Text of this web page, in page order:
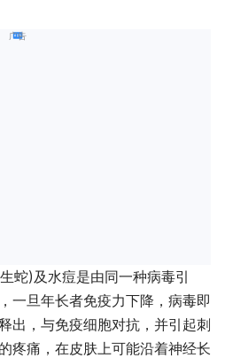
广告
蛇)及水痘是由同一种病毒引
一旦年长者免疫力下降，病毒即
出，与免疫细胞对抗，并引起刺
疼痛，在皮肤上可能沿着神经长